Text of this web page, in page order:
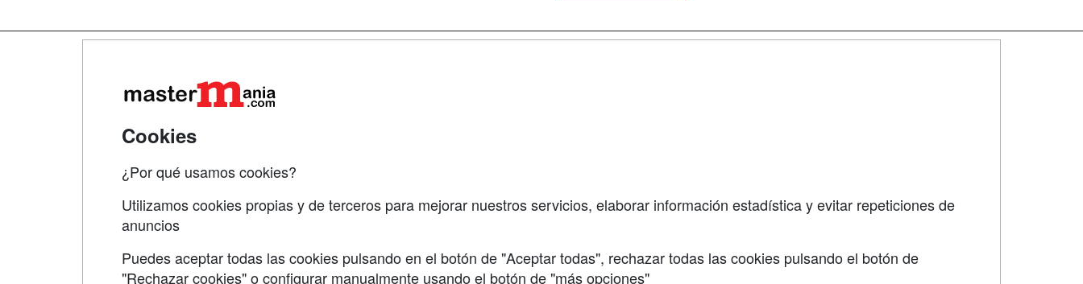
Grupo formazion:
Cookies
¿Por qué usamos cookies?
Utilizamos cookies propias y de terceros para mejorar nuestros servicios, elaborar información estadística y evitar repeticiones de
anuncios
Puedes aceptar todas las cookies pulsando en el botón de "Aceptar todas", rechazar todas las cookies pulsando el botón de
"Rechazar cookies" o configurar manualmente usando el botón de "más opciones"